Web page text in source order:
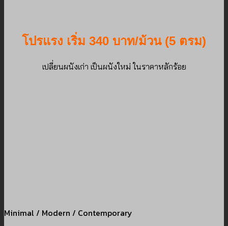
โปรแรง เริ่ม 340 บาท/ม้วน (5 ตรม)
เปลี่ยนผนังเก่า เป็นผนังใหม่ ในราคาหลักร้อย
Minimal / Modern / Contemporary